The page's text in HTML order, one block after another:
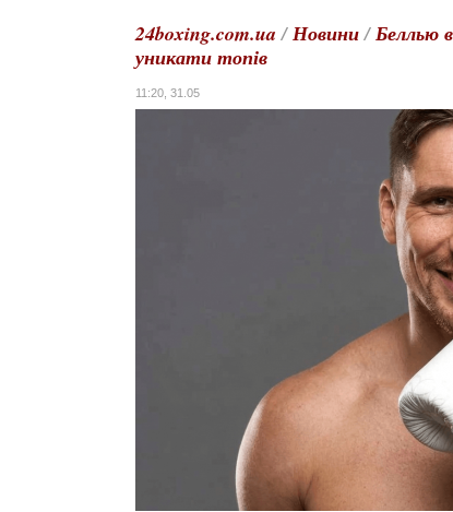
24boxing.com.ua /Новини/Беллью
уникати топів
11:20, 31.05